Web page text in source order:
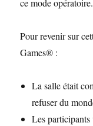
ce mode opératoire.
Pour revenir sur
Games® :
La salle était
refuser du
Les